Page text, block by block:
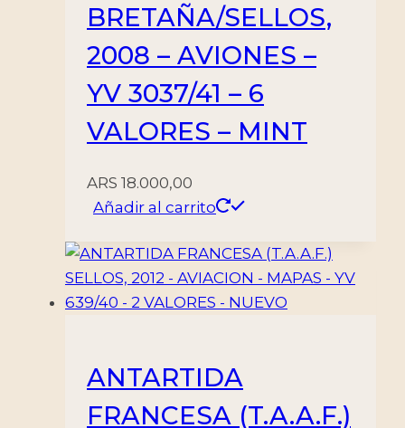
cantidad
BRETAÑA/SELLOS,
2008 – AVIONES –
YV 3037/41 – 6
VALORES – MINT
ARS 18.000,00
Añadir al carrito
ANTARTIDA
FRANCESA (T.A.A.F.)